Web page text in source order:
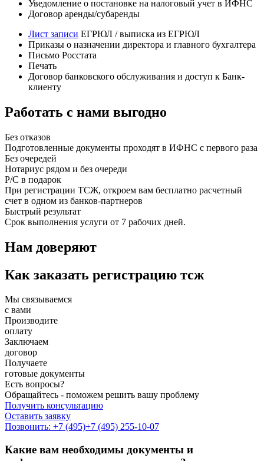
Уведомление о постановке на налоговый учет в ИФНС
Договор аренды/субаренды
Лист записи ЕГРЮЛ / выписка из ЕГРЮЛ
Приказы о назначении директора и главного бухгалтера
Письмо Росстата
Печать
Договор банковского обслуживания и доступ к Банк-
клиенту
Работать с нами выгодно
Без отказов
Подготовленные документы проходят в ИФНС с первого раза
Без очередей
Нотариус рядом и без очереди
Р/С в подарок
При регистрации ТСЖ, откроем вам бесплатно расчетный
счет в одном из банков-партнеров
Быстрый результат
Срок выполнения услуги от 7 рабочих дней.
Нам доверяют
Как заказать регистрацию тсж
Мы связываемся
с вами
Производите
оплату
Заключаем
договор
Получаете
готовые документы
Есть вопросы?
Обращайтесь - поможем решить вашу проблему
Получить консультацию
Оставить заявку
Позвонить: +7 (495)+7 (495) 255-10-07
Какие вам необходимы документы и